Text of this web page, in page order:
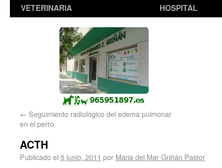
VETERINARIA
HOSPITAL
← Seguimiento radiológico del edema pulmonar
en el perro
ACTH
Publicado el 5 junio, 2011 por Maria del Mar Griñán Pastor